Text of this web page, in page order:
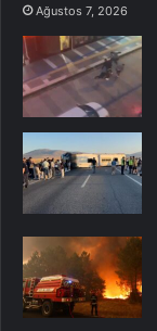
Ağustos 7, 2026